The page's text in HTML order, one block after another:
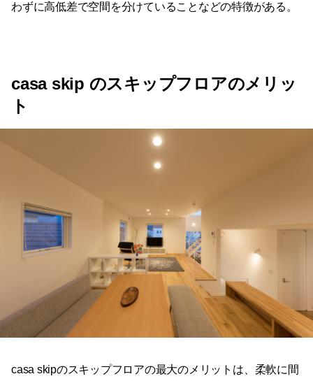
わずに高低差で空間を分けていることなどの特徴がある。
casa skip のスキップフロアのメリッ
ト
casa skipのスキップフロアの最大のメリットは、柔軟に間